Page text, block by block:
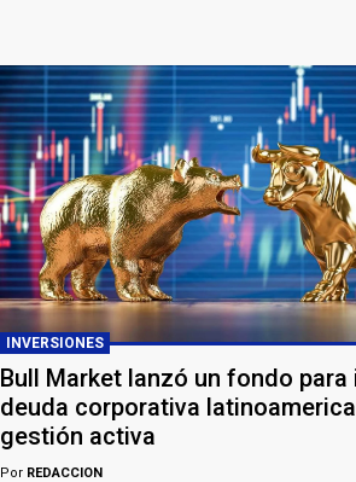
INVERSIONES
Bull Market lanzó un fondo para
deuda corporativa
gestión activa
Por REDACCION